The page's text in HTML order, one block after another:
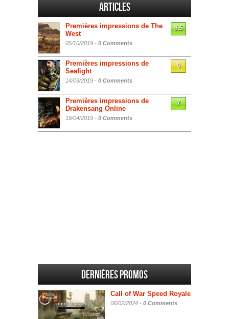
Articles
Premières impressions de The
West
05/10/2019 - 0 Comments
6.5
Premières impressions de
Seafight
14/09/2019 - 0 Comments
5
Premières impressions de
Drakensang Online
19/04/2019 - 0 Comments
7
Dernières promos
Call of War Speed Royale
06/02/2024 - 0 Comments